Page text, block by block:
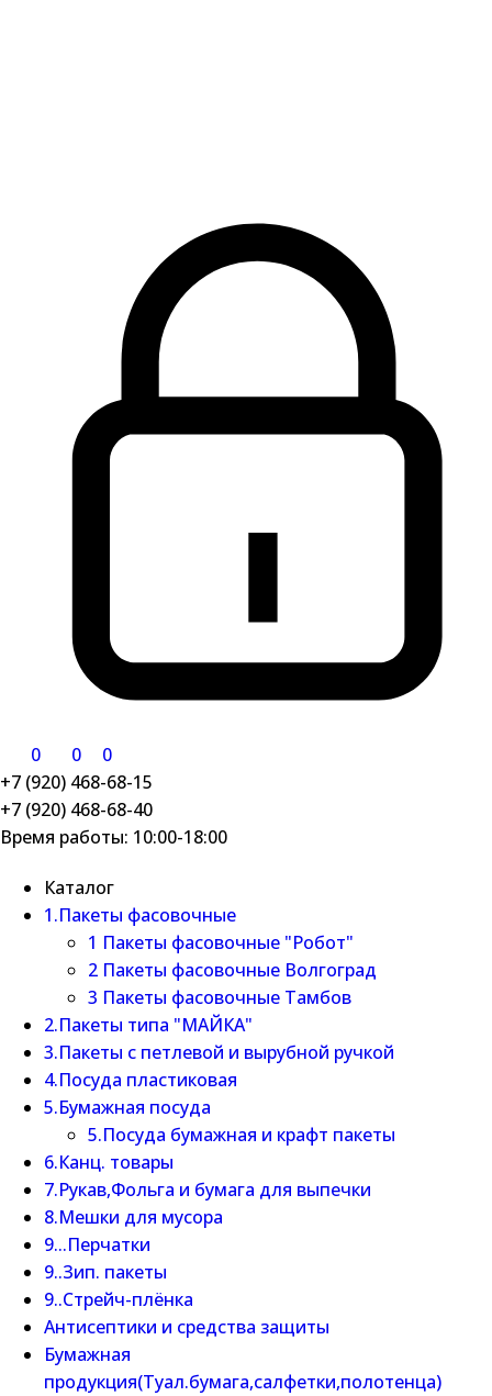
0 0
0
+7 (920) 468-68-15
+7 (920) 468-68-40
Время работы: 10:00-18:00
Каталог
1.Пакеты фасовочные
1 Пакеты фасовочные "Робот"
2 Пакеты фасовочные Волгоград
3 Пакеты фасовочные Тамбов
2.Пакеты типа "МАЙКА"
3.Пакеты с петлевой и вырубной ручкой
4.Посуда пластиковая
5.Бумажная посуда
5.Посуда бумажная и крафт пакеты
6.Канц. товары
7.Рукав,Фольга и бумага для выпечки
8.Мешки для мусора
9...Перчатки
9..Зип. пакеты
9..Стрейч-плёнка
Антисептики и средства защиты
Бумажная
продукция(Туал.бумага,салфетки,полотенца)